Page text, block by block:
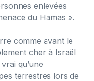
enlevées
du Hamas ».
comme avant le
cher à Israël
qu’une
terrestres lors de